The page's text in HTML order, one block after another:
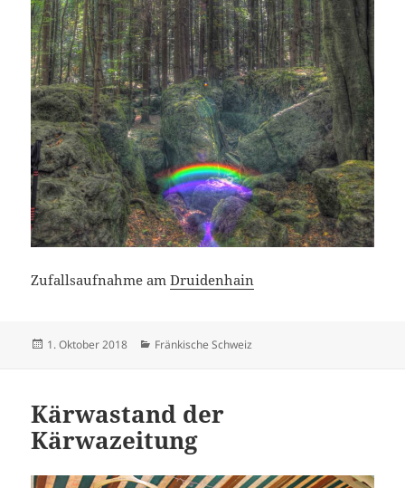
Zufallsaufnahme amDruidenhain
Veröffentlicht
1. Oktober 2018 Kategorien
Fränkische Schweiz
Kärwastand der
Kärwazeitung